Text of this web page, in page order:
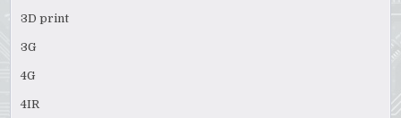
3D print
3G
4G
4IR